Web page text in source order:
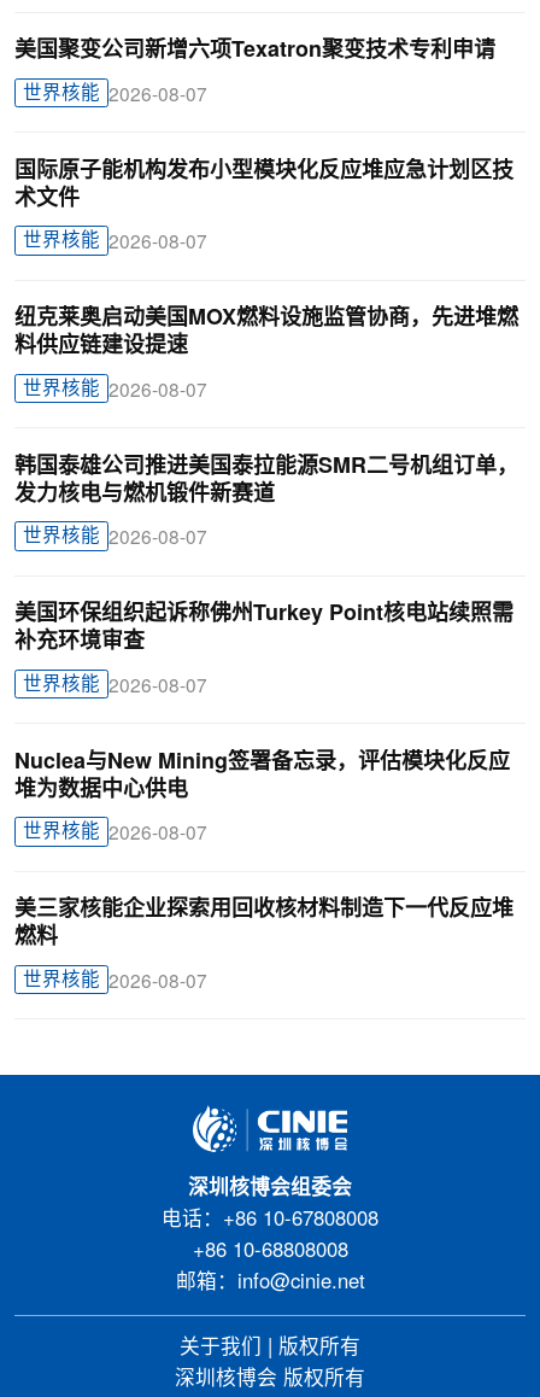
美国聚变公司新增六项Texatron聚变技术专利申请
世界核能 2026-08-07
国际原子能机构发布小型模块化反应堆应急计划区技
术文件
世界核能 2026-08-07
纽克莱奥启动美国MOX燃料设施监管协商，先进堆燃
料供应链建设提速
世界核能 2026-08-07
韩国泰雄公司推进美国泰拉能源SMR二号机组订单，
发力核电与燃机锻件新赛道
世界核能 2026-08-07
美国环保组织起诉称佛州Turkey Point核电站续照需
补充环境审查
世界核能 2026-08-07
Nuclea与New Mining签署备忘录，评估模块化反应
堆为数据中心供电
世界核能 2026-08-07
美三家核能企业探索用回收核材料制造下一代反应堆
燃料
世界核能 2026-08-07
深圳核博会组委会
电话：+86 10-67808008
+86 10-68808008
邮箱：info@cinie.net
关于我们
版权所有
深圳核博会 版权所有